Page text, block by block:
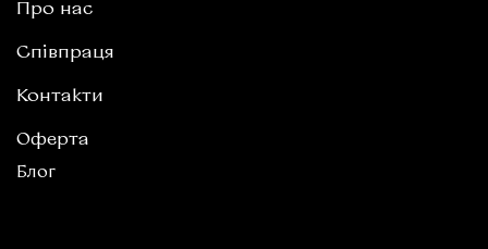
Про нас
Співпраця
Контакти
Оферта
Блог